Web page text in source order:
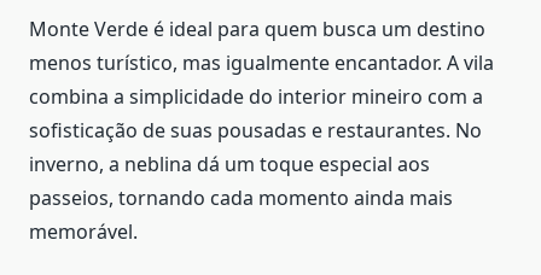
Monte Verde é ideal para quem busca um destino
menos turístico, mas igualmente encantador. A vila
combina a simplicidade do interior mineiro com a
sofisticação de suas pousadas e restaurantes. No
inverno, a neblina dá um toque especial aos
passeios, tornando cada momento ainda mais
memorável.